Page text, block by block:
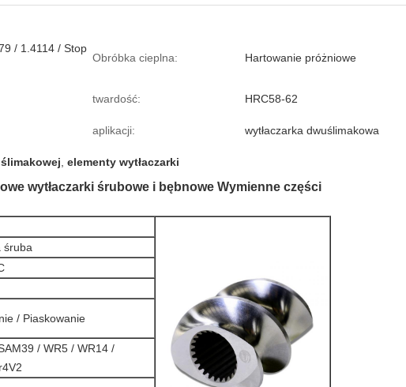
/ 1.4114 / Stop
Obróbka cieplna: Hartowanie próżniowe
twardość: HRC58-62
aplikacji: wytłaczarka dwuślimakowa
elementy wytłaczarki
wytłaczarki śrubowe i bębnowe Wymienne części
śruba
/ Piaskowanie
/ WR5 / WR14 /